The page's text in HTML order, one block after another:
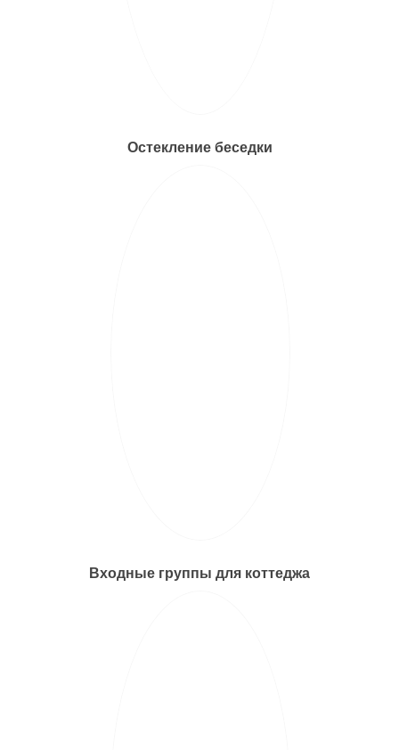
Остекление беседки
Входные группы для коттеджа